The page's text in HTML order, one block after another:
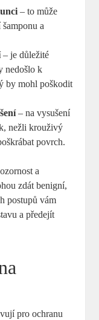
– to může
a
– je důležité
nedošlo k
by mohl poškodit
– na vysušení
nežli krouživý
povrch.
a
zdát benigní,
postupů vám
a předejít
pro ochranu